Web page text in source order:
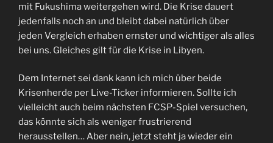
mit Fukushima weitergehen wird. Die Krise dauert
jedenfalls noch an und bleibt dabei natürlich über
jeden Vergleich erhaben ernster und wichtiger als alles
bei uns. Gleiches gilt für die Krise in Libyen.
Dem Internet sei dank kann ich mich über beide
Krisenherde per Live-Ticker informieren. Sollte ich
vielleicht auch beim nächsten FCSP-Spiel versuchen,
das könnte sich als weniger frustrierend
herausstellen… Aber nein, jetzt steht ja wieder ein